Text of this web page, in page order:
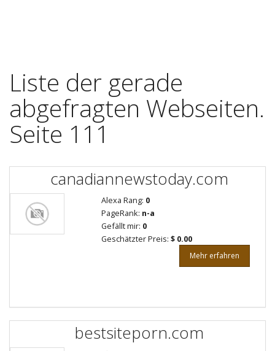
Liste der gerade
abgefragten Webseiten.
Seite 111
canadiannewstoday.com
Alexa Rang: 0
PageRank: n-a
Gefällt mir: 0
Geschätzter Preis: $ 0.00
Mehr erfahren
bestsiteporn.com